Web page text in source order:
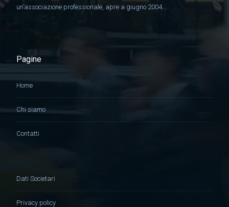
un’associazione professionale, apre a giugno 2004…
Pagine
Home
Chi siamo
Contatti
Dati Societari
Privacy policy